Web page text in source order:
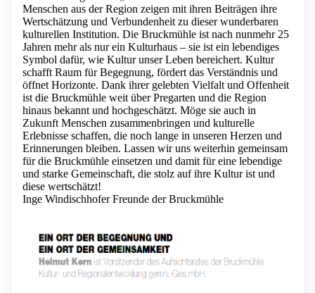
Menschen aus der Region zeigen mit ihren Beiträgen ihre
Wertschätzung und Verbundenheit zu dieser wunderbaren
kulturellen Institution. Die Bruckmühle ist nach nunmehr 25
Jahren mehr als nur ein Kulturhaus – sie ist ein lebendiges
Symbol dafür, wie Kultur unser Leben bereichert. Kultur
schafft Raum für Begegnung, fördert das Verständnis und
öffnet Horizonte. Dank ihrer gelebten Vielfalt und Offenheit
ist die Bruckmühle weit über Pregarten und die Region
hinaus bekannt und hochgeschätzt. Möge sie auch in
Zukunft Menschen zusammenbringen und kulturelle
Erlebnisse schaffen, die noch lange in unseren Herzen und
Erinnerungen bleiben. Lassen wir uns weiterhin gemeinsam
für die Bruckmühle einsetzen und damit für eine lebendige
und starke Gemeinschaft, die stolz auf ihre Kultur ist und
diese wertschätzt!
Inge Windischhofer Freunde der Bruckmühle